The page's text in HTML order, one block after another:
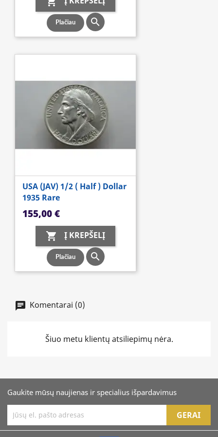
Plačiau 
USA (JAV) 1/2 ( Half ) Dollar
1935 Rare
Kaina
155,00 €
 Į KREPŠELĮ
Plačiau 
Komentarai (0)
Šiuo metu klientų atsiliepimų nėra.
Gaukite mūsų naujienas ir specialius išpardavimus